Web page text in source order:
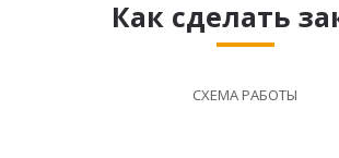
Как сделать
СХЕМА РАБОТЫ